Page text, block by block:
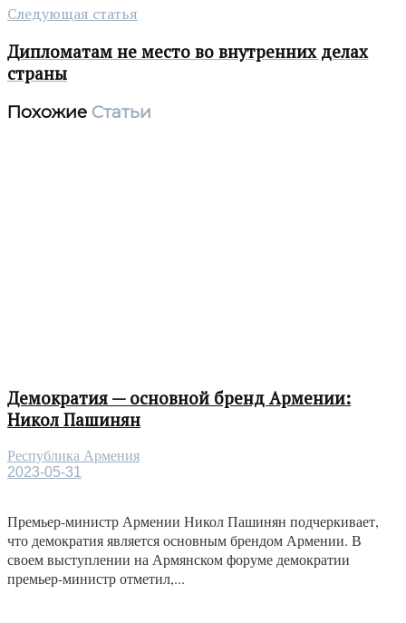
Следующая статья
Дипломатам не место во внутренних делах
страны
Похожие Статьи
Демократия — основной бренд Армении:
Никол Пашинян
Республика Армения
2023-05-31
Премьер-министр Армении Никол Пашинян подчеркивает,
что демократия является основным брендом Армении. В
своем выступлении на Армянском форуме демократии
премьер-министр отметил,...